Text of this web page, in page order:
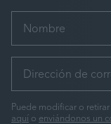
Puede modificar o
aquí o enviándonos un